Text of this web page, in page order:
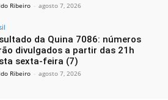
Ribeiro - agosto 7, 2026
da Quina 7086: números
divulgados a partir das 21h
sexta-feira (7)
Ribeiro - agosto 7, 2026